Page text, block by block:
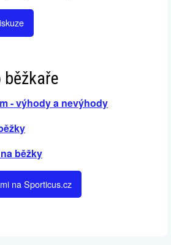
běžkaře
- výhody a nevýhody
běžky
na Sporticus.cz